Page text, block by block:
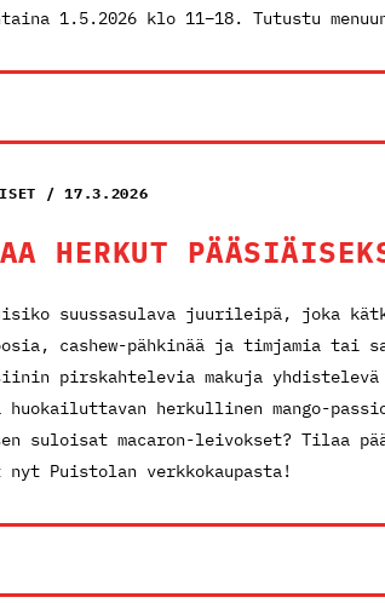
1.5.2026 klo 11–18. Tutustu
/ 17.3.2026
HERKUT
suussasulava juurileipä, joka
cashew-pähkinää ja timjamia tai
pirskahtelevia makuja yhdistelevä
huokailuttavan herkullinen mango-
suloisat macaron-leivokset? Tilaa
nyt Puistolan verkkokaupasta!